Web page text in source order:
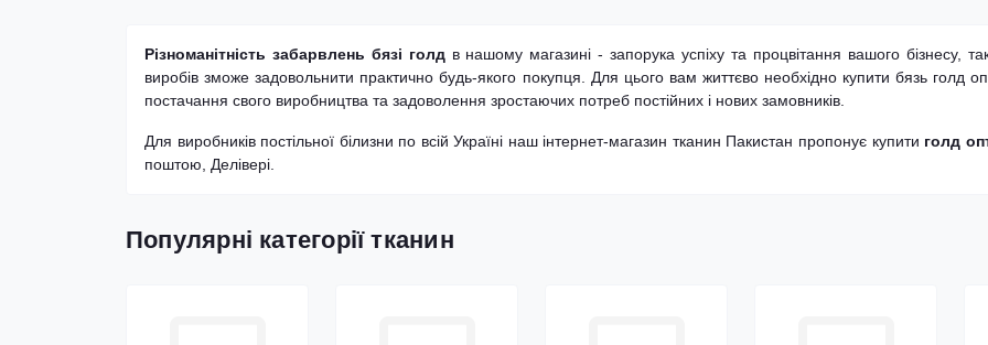
Різноманітність забарвлень бязі голдв нашому магазині - запорука успіху та процвітання вашого бізнесу,
виробів зможе задовольнити практично будь-якого покупця. Для цього вам життєво необхідно купити бязь голд
постачання свого виробництва та задоволення зростаючих потреб постійних і нових замовників.
Для виробників постільної білизни по всій Україні наш інтернет-магазин тканин Пакистан пропонує купити голд
поштою, Делівері.
Популярні категорії тканин